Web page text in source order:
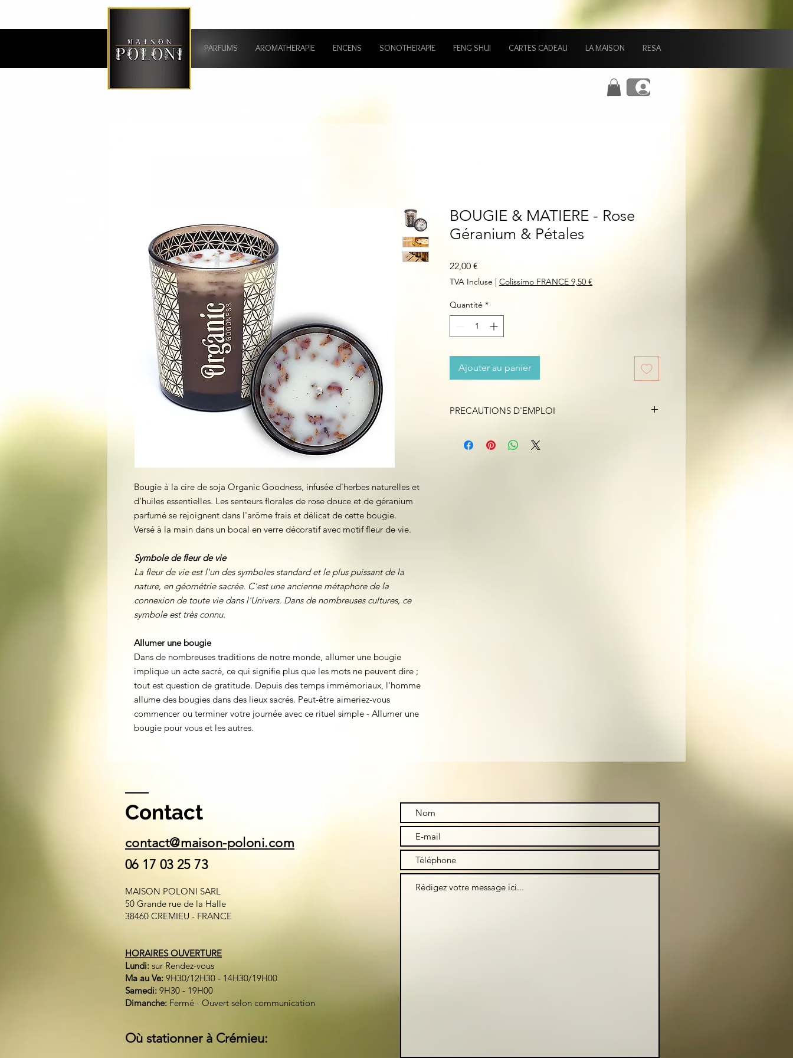
PARFUMS AROMATHERAPIE ENCENS SONOTHERAPIE FENG SHUI CARTES CADEAU LA MAISON RESA
Bougie à la cire de soja Organic Goodness, infusée d'herbes naturelles et
d'huiles essentielles. Les senteurs florales de rose douce et de géranium
parfumé se rejoignent dans l'arôme frais et délicat de cette bougie.
Versé à la main dans un bocal en verre décoratif avec motif fleur de vie.
Symbole de fleur de vie
La fleur de vie est l'un des symboles standard et le plus puissant de la
nature, en géométrie sacrée. C'est une ancienne métaphore de la
connexion de toute vie dans l'Univers. Dans de nombreuses cultures, ce
symbole est très connu.
Allumer une bougie
Dans de nombreuses traditions de notre monde, allumer une bougie
implique un acte sacré, ce qui signifie plus que les mots ne peuvent dire ;
tout est question de gratitude. Depuis des temps immémoriaux, l'homme
allume des bougies dans des lieux sacrés. Peut-être aimeriez-vous
commencer ou terminer votre journée avec ce rituel simple - Allumer une
bougie pour vous et les autres.
BOUGIE & MATIERE - Rose
Géranium & Pétales
22,00 €
TVA Incluse | Colissimo FRANCE 9,50 €
Quantité *
Ajouter au panier
PRECAUTIONS D'EMPLOI
domestiques.
Contact
contact@maison-poloni.com
06 17 03 25 73
MAISON POLONI SARL
50 Grande rue de la Halle
38460 CREMIEU - FRANCE
HORAIRES OUVERTURE
Lundi: sur Rendez-vous
Ma au Ve: 9H30/12H30 - 14H30/19H00
Samedi: 9H30 - 19H00
Dimanche: Fermé - Ouvert selon communication
Où stationner à Crémieu: